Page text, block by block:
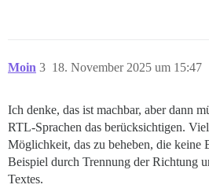
Moin 18. November 2025 um 15:47
3
Ich denke, das ist machbar, aber dann
RTL-Sprachen das berücksichtigen.
Möglichkeit, das zu beheben, die keine
Beispiel durch Trennung der Richtung
Textes.